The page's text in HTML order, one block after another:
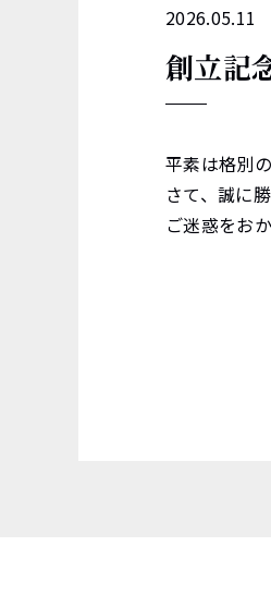
2026.05.11
創立記
平素は格別
さて、誠に
ご迷惑をお